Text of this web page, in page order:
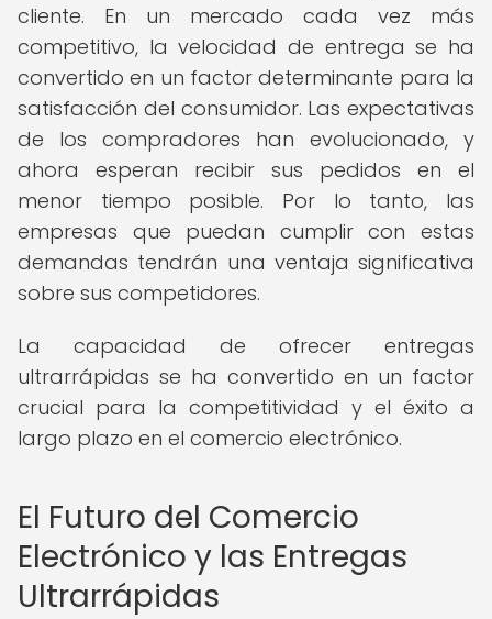
cliente. En un mercado cada vez más
competitivo, la velocidad de entrega se ha
convertido en un factor determinante para la
satisfacción del consumidor. Las expectativas
de los compradores han evolucionado, y
ahora esperan recibir sus pedidos en el
menor tiempo posible. Por lo tanto, las
empresas que puedan cumplir con estas
demandas tendrán una ventaja significativa
sobre sus competidores.
La capacidad de ofrecer entregas
ultrarrápidas se ha convertido en un factor
crucial para la competitividad y el éxito a
largo plazo en el comercio electrónico.
El Futuro del Comercio
Electrónico y las Entregas
Ultrarrápidas